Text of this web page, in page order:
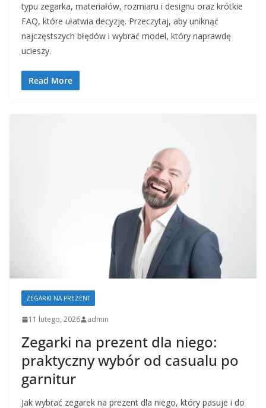
typu zegarka, materiałów, rozmiaru i designu oraz krótkie
FAQ, które ułatwia decyzję. Przeczytaj, aby uniknąć
najczęstszych błędów i wybrać model, który naprawdę
ucieszy.
Read More
ZEGARKI NA PREZENT
11 lutego, 2026 admin
Zegarki na prezent dla niego:
praktyczny wybór od casualu po
garnitur
Jak wybrać zegarek na prezent dla niego, który pasuje i do